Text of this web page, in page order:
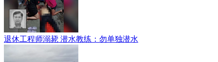
退休工程师溺毙 潜水教练：勿单独潜水